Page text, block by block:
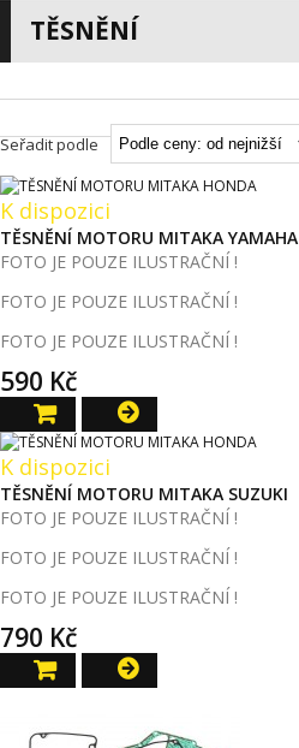
TĚSNĚNÍ
Seřadit podle
K dispozici
TĚSNĚNÍ MOTORU MITAKA YAMAHA
FOTO JE POUZE ILUSTRAČNÍ !
FOTO JE POUZE ILUSTRAČNÍ !
FOTO JE POUZE ILUSTRAČNÍ !
590 Kč
K dispozici
TĚSNĚNÍ MOTORU MITAKA SUZUKI
FOTO JE POUZE ILUSTRAČNÍ !
FOTO JE POUZE ILUSTRAČNÍ !
FOTO JE POUZE ILUSTRAČNÍ !
790 Kč